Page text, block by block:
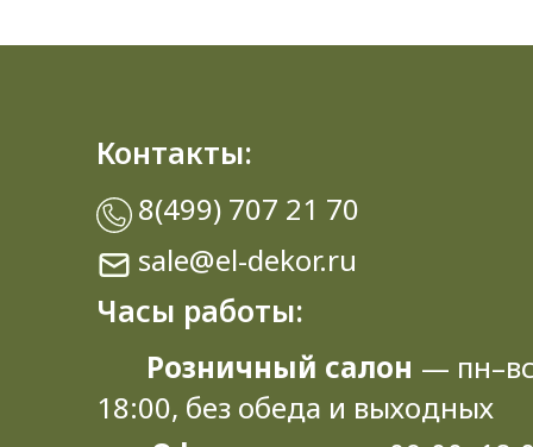
Контакты:
8(499) 707 21 70
sale@el-dekor.ru
Часы работы:
Розничный салон —
18:00, без обеда и выходных